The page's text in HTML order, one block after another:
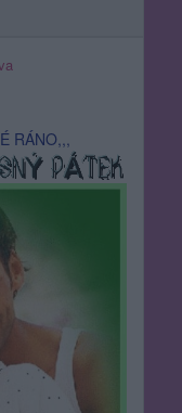
RÁNO,,,